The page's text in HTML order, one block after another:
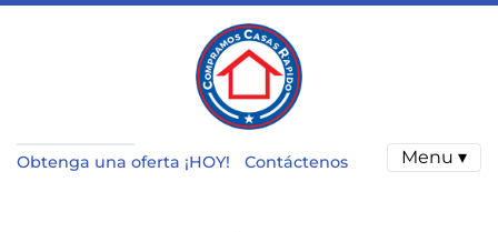
Obtenga una oferta ¡HOY! Contáctenos Menu ▾